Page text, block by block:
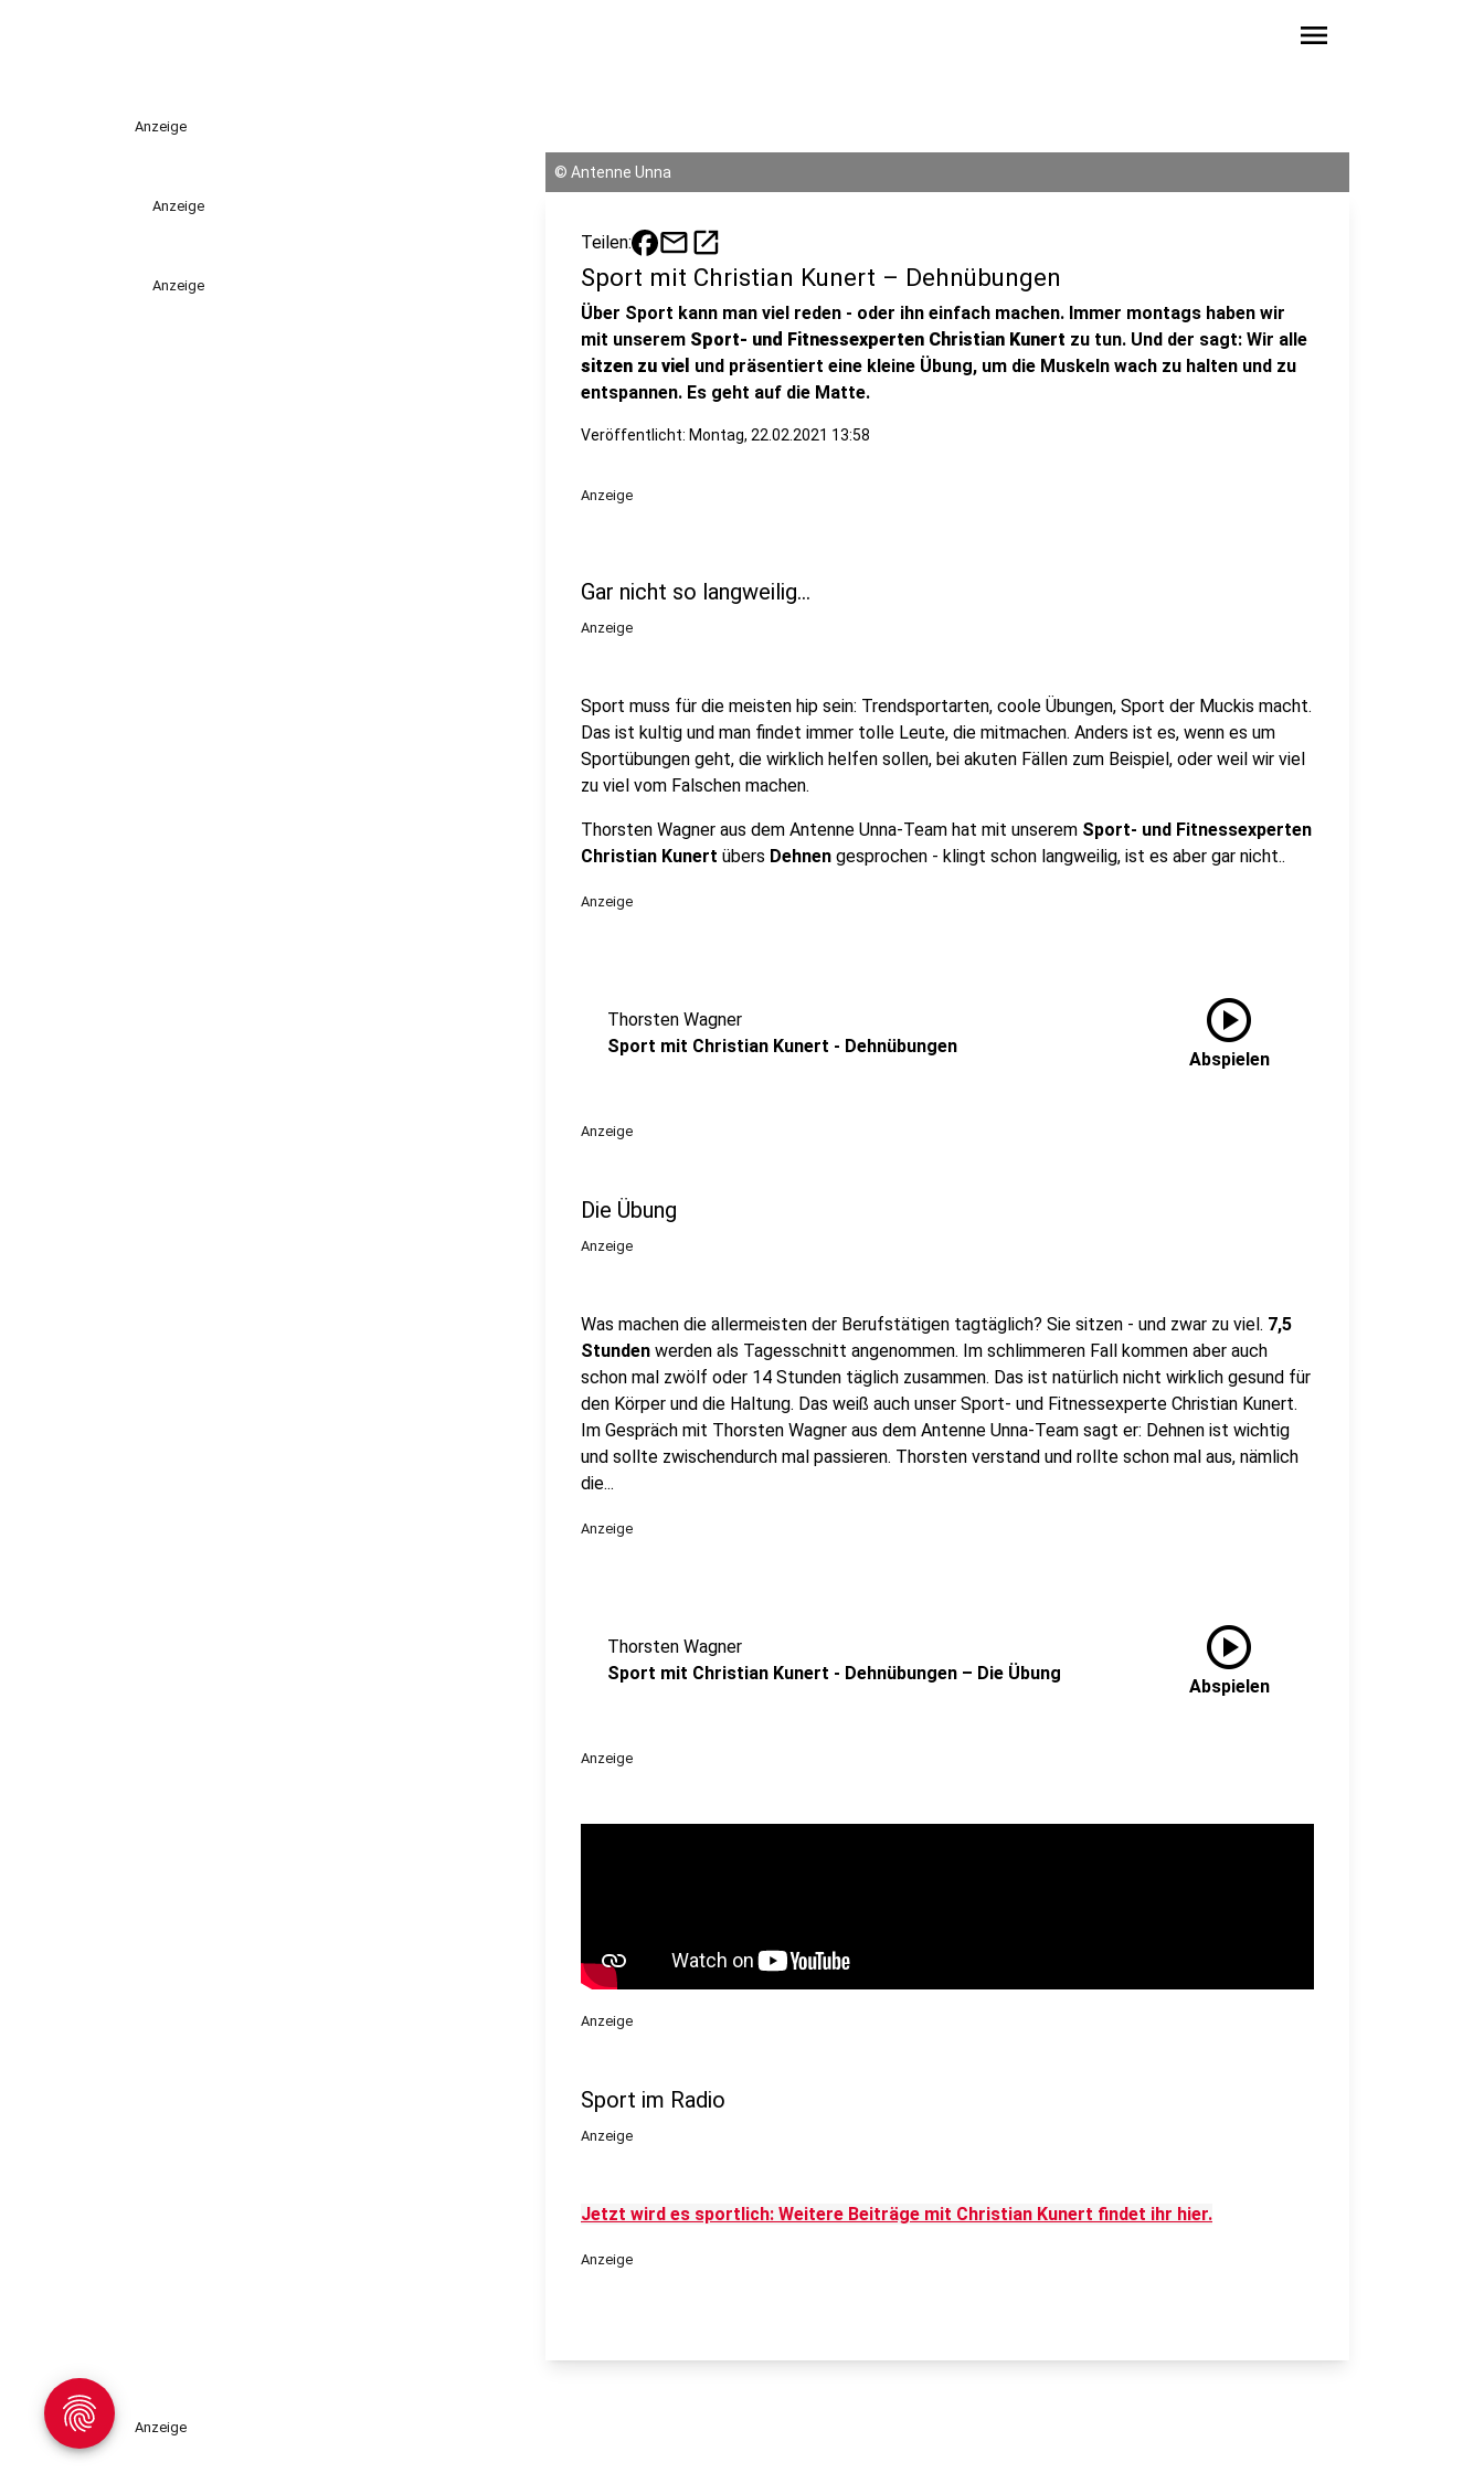
menu
Anzeige
Anzeige
Anzeige
© Antenne Unna
Teilen: mailopen_in_new
Sport mit Christian Kunert – Dehnübungen
Über Sport kann man viel reden - oder ihn einfach machen. Immer montags haben wir
mit unserem Sport- und Fitnessexperten Christian Kunert zu tun. Und der sagt: Wir alle
sitzen zu viel und präsentiert eine kleine Übung, um die Muskeln wach zu halten und zu
entspannen. Es geht auf die Matte.
Veröffentlicht: Montag, 22.02.2021 13:58
Anzeige
Gar nicht so langweilig...
Anzeige
Sport muss für die meisten hip sein: Trendsportarten, coole Übungen, Sport der Muckis macht.
Das ist kultig und man findet immer tolle Leute, die mitmachen. Anders ist es, wenn es um
Sportübungen geht, die wirklich helfen sollen, bei akuten Fällen zum Beispiel, oder weil wir viel
zu viel vom Falschen machen.
Thorsten Wagner aus dem Antenne Unna-Team hat mit unserem Sport- und Fitnessexperten
Christian Kunert übers Dehnen gesprochen - klingt schon langweilig, ist es aber gar nicht..
Anzeige
Thorsten Wagner
Sport mit Christian Kunert - Dehnübungen
play_circle
Abspielen
Anzeige
Die Übung
Anzeige
Was machen die allermeisten der Berufstätigen tagtäglich? Sie sitzen - und zwar zu viel. 7,5
Stunden werden als Tagesschnitt angenommen. Im schlimmeren Fall kommen aber auch
schon mal zwölf oder 14 Stunden täglich zusammen. Das ist natürlich nicht wirklich gesund für
den Körper und die Haltung. Das weiß auch unser Sport- und Fitnessexperte Christian Kunert.
Im Gespräch mit Thorsten Wagner aus dem Antenne Unna-Team sagt er: Dehnen ist wichtig
und sollte zwischendurch mal passieren. Thorsten verstand und rollte schon mal aus, nämlich
die...
Anzeige
Thorsten Wagner
Sport mit Christian Kunert - Dehnübungen – Die Übung
play_circle
Abspielen
Anzeige
Anzeige
Sport im Radio
Anzeige
Jetzt wird es sportlich: Weitere Beiträge mit Christian Kunert findet ihr hier.
Anzeige
Anzeige